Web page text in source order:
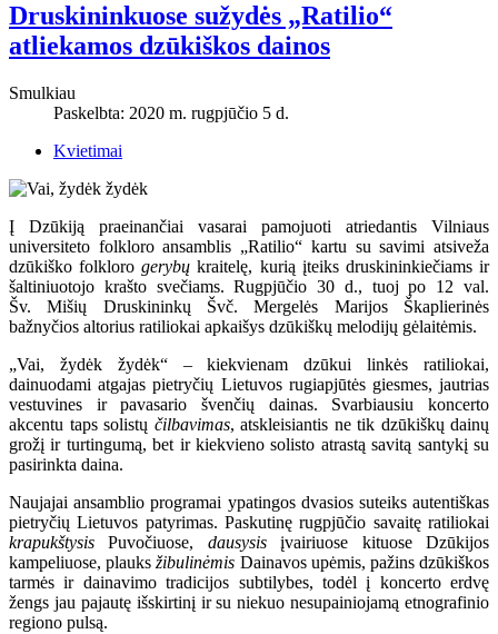
Druskininkuose sužydės „Ratilio“
atliekamos dzūkiškos dainos
Smulkiau
Paskelbta: 2020 m. rugpjūčio 5 d.
Kvietimai
Į Dzūkiją praeinančiai vasarai pamojuoti atriedantis Vilniaus
universiteto folkloro ansamblis „Ratilio“ kartu su savimi atsiveža
dzūkiško folklorogerybų kraitelę, kurią įteiks druskininkiečiams ir
šaltiniuotojo krašto svečiams. Rugpjūčio 30 d., tuoj po 12 val.
Šv. Mišių Druskininkų Švč. Mergelės Marijos Škaplierinės
bažnyčios altorius ratiliokai apkaišys dzūkiškų melodijų gėlaitėmis.
„Vai, žydėk žydėk“ – kiekvienam dzūkui linkės ratiliokai,
dainuodami atgajas pietryčių Lietuvos rugiapjūtės giesmes, jautrias
vestuvines ir pavasario švenčių dainas. Svarbiausiu koncerto
akcentu taps solistų čilbavimas, atskleisiantis ne tik dzūkiškų dainų
grožį ir turtingumą, bet ir kiekvieno solisto atrastą savitą santykį su
pasirinkta daina.
Naujajai ansamblio programai ypatingos dvasios suteiks autentiškas
pietryčių Lietuvos patyrimas. Paskutinę rugpjūčio savaitę ratiliokai
krapukštysis Puvočiuose, dausysisįvairiuose kituose Dzūkijos
kampeliuose, plauksžibulinėmis Dainavos upėmis, pažins dzūkiškos
tarmės ir dainavimo tradicijos subtilybes, todėl į koncerto erdvę
žengs jau pajautę išskirtinį ir su niekuo nesupainiojamą etnografinio
regiono pulsą.